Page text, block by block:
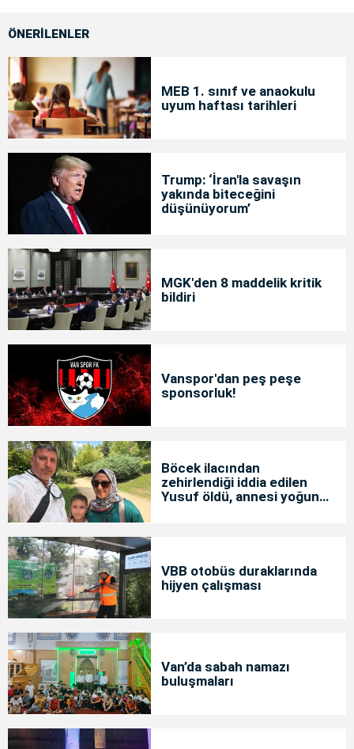
ÖNERİLENLER
MEB 1. sınıf ve anaokulu
uyum haftası tarihleri
Trump: ‘İran'la savaşın
yakında biteceğini
düşünüyorum’
MGK'den 8 maddelik kritik
bildiri
Vanspor'dan peş peşe
sponsorluk!
Böcek ilacından
zehirlendiği iddia edilen
Yusuf öldü, annesi yoğun
VBB otobüs duraklarında
hijyen çalışması
Van’da sabah namazı
buluşmaları